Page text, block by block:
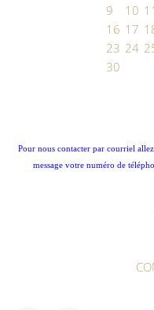
9
10 11
16 17
23 24
30
Pour nous contacter par courriel
message votre numéro de